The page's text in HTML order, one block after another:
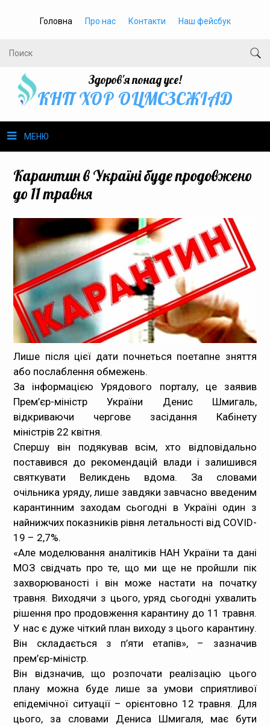
Головна Про нас Контакти Наш фейсбук
Здоров'я понад усе!
КНП ХОР ОЦМСЗСЖIАД
МЕНЮ
Громадське здоров’я
Безбар’єрність
Громадянам
Медпрацівникам
Статистика
Контакти
Карта сайта
Карантин в Україні буде продовжено
до 11 травня
Лише після цієї дати почнеться поетапне зняття
або послаблення обмежень.
За інформацією Урядового порталу, це заявив
Прем’єр-міністр України Денис Шмигаль,
відкриваючи чергове засідання Кабінету
міністрів 22 квітня.
Спершу він подякував всім, хто відповідально
поставився до рекомендацій влади і залишився
святкувати Великдень вдома. За словами
очільника уряду, лише завдяки завчасно введеним
карантинним заходам сьогодні в Україні один з
найнижчих показників рівня летальності від COVID-
19 – 2,7%.
«Але моделювання аналітиків НАН України та дані
МОЗ свідчать про те, що ми ще не пройшли пік
захворюваності і він може настати на початку
травня. Виходячи з цього, уряд сьогодні ухвалить
рішення про продовження карантину до 11 травня.
У нас є дуже чіткий план виходу з цього карантину.
Він складається з п’яти етапів», – зазначив
прем’єр-міністр.
Він відзначив, що розпочати реалізацію цього
плану можна буде лише за умови сприятливої
епідемічної ситуації – орієнтовно 12 травня. Для
цього, за словами Дениса Шмигаля, має бути